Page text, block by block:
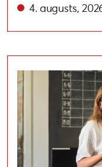
4. augusts,